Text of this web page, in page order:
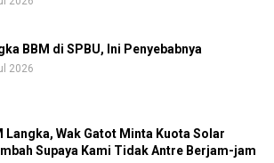
BBM di SPBU, Ini Penyebabnya
2026
Langka, Wak Gatot Minta Kuota Solar
Supaya Kami Tidak Antre Berjam-jam